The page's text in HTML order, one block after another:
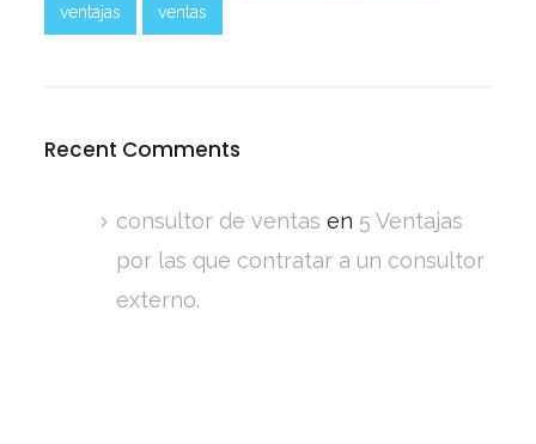
ventajas ventas
Recent Comments
consultor de ventas en 5 Ventajas
por las que contratar a un consultor
externo.